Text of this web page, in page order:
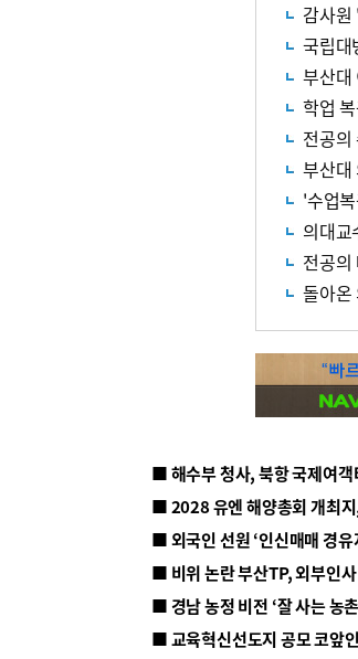
감사
국립
부산대
학업
전공의
부산대
'수업
의대
전공의
돌아온
■ 해수부 청사, 북항 국제여
■ 2028 유엔 해양총회 개최지
■ 외국인 선원 ‘인신매매 경
■ 비위 논란 부산TP, 외부인